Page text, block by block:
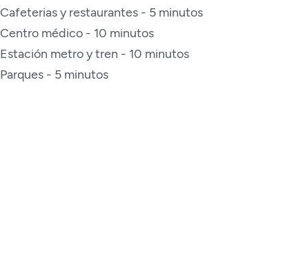
Cafeterias y restaurantes - 5 minutos
Centro médico - 10 minutos
Estación metro y tren - 10 minutos
Parques - 5 minutos